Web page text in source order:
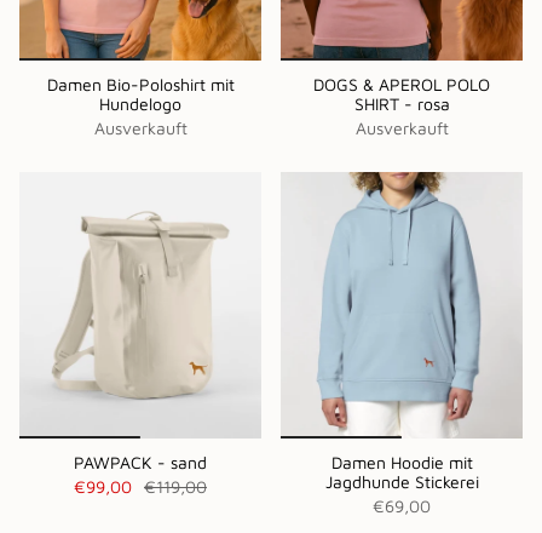
Damen Bio-Poloshirt mit
Hundelogo
Ausverkauft
DOGS & APEROL POLO
SHIRT - rosa
Ausverkauft
PAWPACK - sand
€99,00 €119,00
Damen Hoodie mit
Jagdhunde Stickerei
€69,00